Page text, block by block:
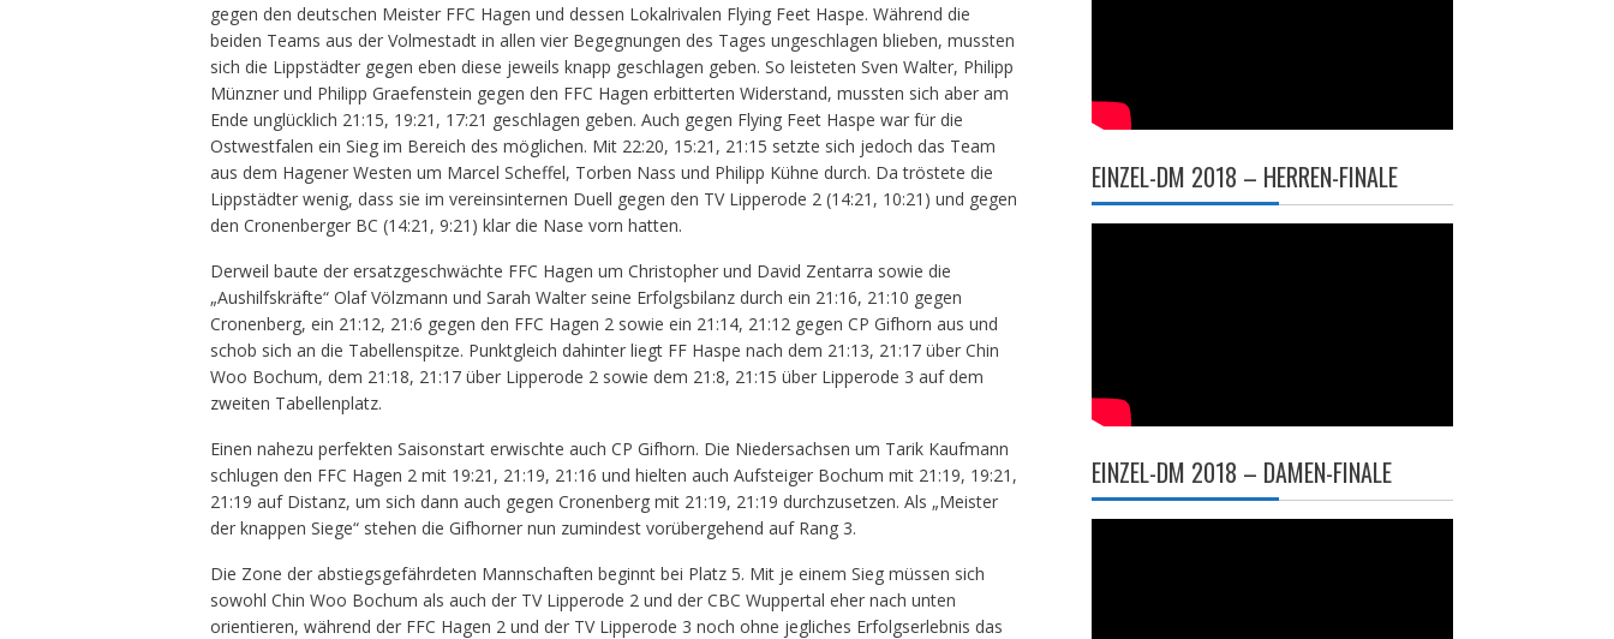
gegen den deutschen Meister FFC Hagen und dessen Lokalrivalen Flying Feet Haspe. Während die
beiden Teams aus der Volmestadt in allen vier Begegnungen des Tages ungeschlagen blieben, mussten
sich die Lippstädter gegen eben diese jeweils knapp geschlagen geben. So leisteten Sven Walter, Philipp
Münzner und Philipp Graefenstein gegen den FFC Hagen erbitterten Widerstand, mussten sich aber am
Ende unglücklich 21:15, 19:21, 17:21 geschlagen geben. Auch gegen Flying Feet Haspe war für die
Ostwestfalen ein Sieg im Bereich des möglichen. Mit 22:20, 15:21, 21:15 setzte sich jedoch das Team
aus dem Hagener Westen um Marcel Scheffel, Torben Nass und Philipp Kühne durch. Da tröstete die
Lippstädter wenig, dass sie im vereinsinternen Duell gegen den TV Lipperode 2 (14:21, 10:21) und gegen
den Cronenberger BC (14:21, 9:21) klar die Nase vorn hatten.
Derweil baute der ersatzgeschwächte FFC Hagen um Christopher und David Zentarra sowie die
„Aushilfskräfte“ Olaf Völzmann und Sarah Walter seine Erfolgsbilanz durch ein 21:16, 21:10 gegen
Cronenberg, ein 21:12, 21:6 gegen den FFC Hagen 2 sowie ein 21:14, 21:12 gegen CP Gifhorn aus und
schob sich an die Tabellenspitze. Punktgleich dahinter liegt FF Haspe nach dem 21:13, 21:17 über Chin
Woo Bochum, dem 21:18, 21:17 über Lipperode 2 sowie dem 21:8, 21:15 über Lipperode 3 auf dem
zweiten Tabellenplatz.
Einen nahezu perfekten Saisonstart erwischte auch CP Gifhorn. Die Niedersachsen um Tarik Kaufmann
schlugen den FFC Hagen 2 mit 19:21, 21:19, 21:16 und hielten auch Aufsteiger Bochum mit 21:19, 19:21,
21:19 auf Distanz, um sich dann auch gegen Cronenberg mit 21:19, 21:19 durchzusetzen. Als „Meister
der knappen Siege“ stehen die Gifhorner nun zumindest vorübergehend auf Rang 3.
Die Zone der abstiegsgefährdeten Mannschaften beginnt bei Platz 5. Mit je einem Sieg müssen sich
sowohl Chin Woo Bochum als auch der TV Lipperode 2 und der CBC Wuppertal eher nach unten
orientieren, während der FFC Hagen 2 und der TV Lipperode 3 noch ohne jegliches Erfolgserlebnis das
EINZEL-DM 2018 – HERREN-FINALE
EINZEL-DM 2018 – DAMEN-FINALE